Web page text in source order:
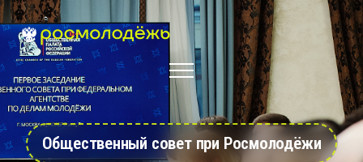
Общественный совет при Росмолодёжи